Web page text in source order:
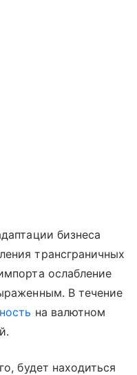
бизнеса
трансграничных
ослабление
В течение
на валютном
будет находиться